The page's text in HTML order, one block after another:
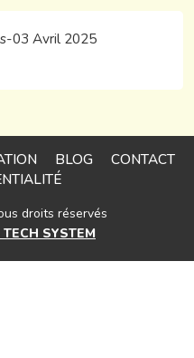
03 Avril 2025
droits réservés
SYSTEM
BLOG
CONTACT